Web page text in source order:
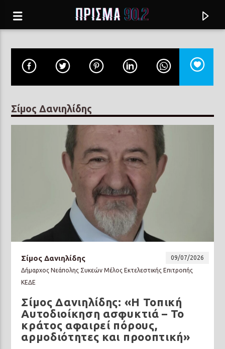
ΤΙ ΕΙΝΑΙ ΑΥΤΟ ΠΟΥ ΤΟ ΛΕΝΕ ΑΓΑΠΗ
Prisma Radio 90,2
Σίμος Δανιηλίδης
Σίμος Δανιηλίδης
09/07/2026
Δήμαρχος Νεάπολης Συκεών Μέλος Εκτελεστικής Επιτροπής
ΚΕΔΕ
Σίμος Δανιηλίδης: «Η Τοπική
Αυτοδιοίκηση ασφυκτιά – Το
κράτος αφαιρεί πόρους,
αρμοδιότητες και προοπτική»